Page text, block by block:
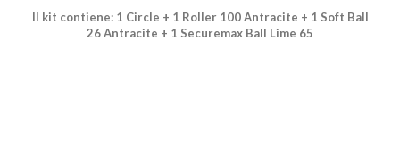
Il kit contiene: 1 Circle + 1 Roller 100 Antracite + 1 Soft Ball
26 Antracite + 1 Securemax Ball Lime 65